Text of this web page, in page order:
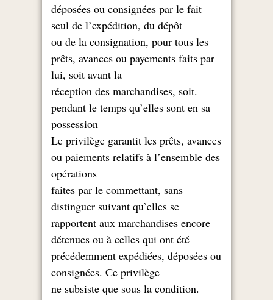
déposées ou consignées par le fait
seul de l’expédition, du dépôt
ou de la consignation, pour tous les
prêts, avances ou payements faits par
lui, soit avant la
.réception des marchandises, soit
pendant le temps qu’elles sont en sa
possession
Le privilège garantit les prêts, avances
ou paiements relatifs à l’ensemble des
opérations
faites par le commettant, sans
distinguer suivant qu’elles se
rapportent aux marchandises encore
détenues ou à celles qui ont été
précédemment expédiées, déposées ou
consignées. Ce privilège
.ne subsiste que sous la condition